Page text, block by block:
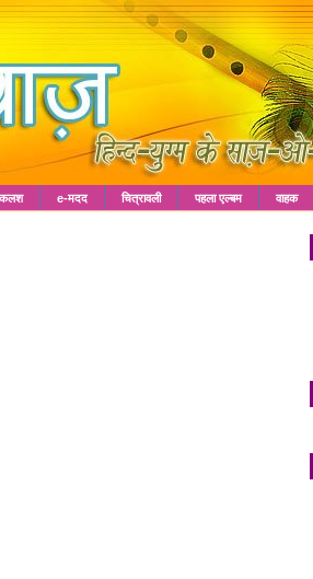
कलश e-मदद चित्रावली पहला एल्बम वाहक